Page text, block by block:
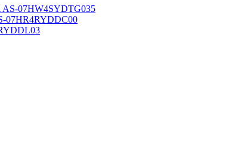
AS-07HW4SYDTG035
07HR4RYDDC00